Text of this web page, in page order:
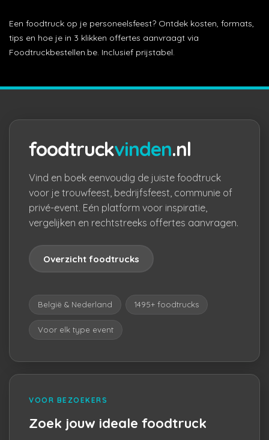
Een foodtruck op je personeelsfeest? Ontdek kosten, formats,
tips en hoe je in 3 klikken offertes aanvraagt via
Foodtruckbestellen.be. Inclusief prijstabel.
foodtruckvinden.nl
Vind en boek eenvoudig de juiste foodtruck
voor je trouwfeest, bedrijfsfeest, communie of
privé-event. Eén platform voor inspiratie,
vergelijken en rechtstreeks offertes aanvragen.
Overzicht foodtrucks
België & Nederland 1495+ foodtrucks
Voor elk type event
VOOR BEZOEKERS
Zoek jouw ideale foodtruck